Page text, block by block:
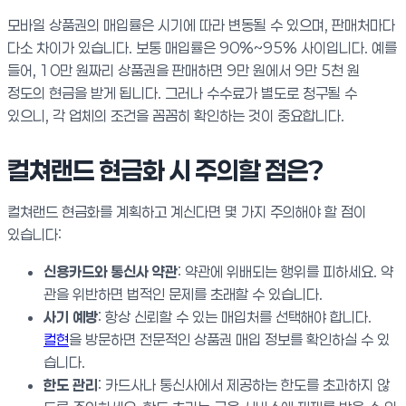
모바일 상품권의 매입률은 시기에 따라 변동될 수 있으며, 판매처마다
다소 차이가 있습니다. 보통 매입률은 90%~95% 사이입니다. 예를
들어, 10만 원짜리 상품권을 판매하면 9만 원에서 9만 5천 원
정도의 현금을 받게 됩니다. 그러나 수수료가 별도로 청구될 수
있으니, 각 업체의 조건을 꼼꼼히 확인하는 것이 중요합니다.
컬쳐랜드 현금화 시 주의할 점은?
컬쳐랜드 현금화를 계획하고 계신다면 몇 가지 주의해야 할 점이
있습니다:
신용카드와 통신사 약관: 약관에 위배되는 행위를 피하세요. 약
관을 위반하면 법적인 문제를 초래할 수 있습니다.
사기 예방: 항상 신뢰할 수 있는 매입처를 선택해야 합니다.
컬현을 방문하면 전문적인 상품권 매입 정보를 확인하실 수 있
습니다.
한도 관리: 카드사나 통신사에서 제공하는 한도를 초과하지 않